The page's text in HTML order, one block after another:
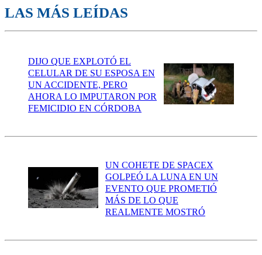
LAS MÁS LEÍDAS
DIJO QUE EXPLOTÓ EL
CELULAR DE SU ESPOSA EN
UN ACCIDENTE, PERO
AHORA LO IMPUTARON POR
FEMICIDIO EN CÓRDOBA
UN COHETE DE SPACEX
GOLPEÓ LA LUNA EN UN
EVENTO QUE PROMETIÓ
MÁS DE LO QUE
REALMENTE MOSTRÓ